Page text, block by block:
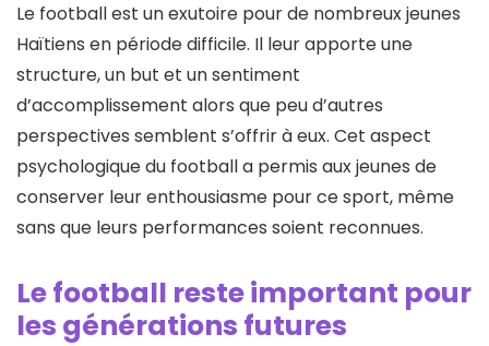
Le football est un exutoire pour de nombreux jeunes
Haïtiens en période difficile. Il leur apporte une
structure, un but et un sentiment
d’accomplissement alors que peu d’autres
perspectives semblent s’offrir à eux. Cet aspect
psychologique du football a permis aux jeunes de
conserver leur enthousiasme pour ce sport, même
sans que leurs performances soient reconnues.
Le football reste important pour
les générations futures